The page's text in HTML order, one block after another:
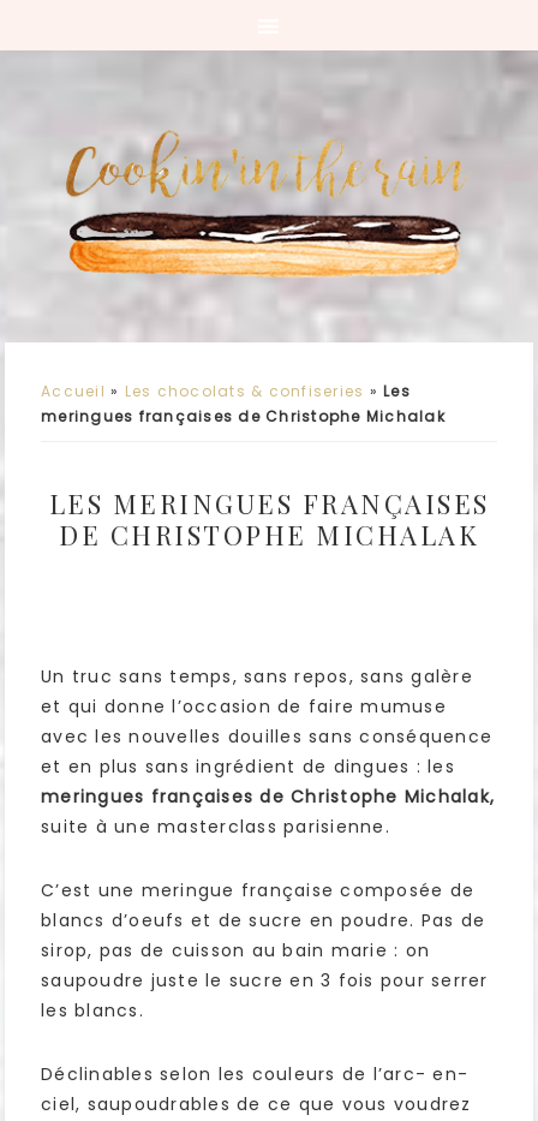
Accueil » Les chocolats & confiseries » Les
meringues françaises de Christophe Michalak
LES MERINGUES FRANÇAISES
DE CHRISTOPHE MICHALAK
Un truc sans temps, sans repos, sans galère
et qui donne l’occasion de faire mumuse
avec les nouvelles douilles sans conséquence
et en plus sans ingrédient de dingues : les
meringues françaises de Christophe Michalak,
suite à une masterclass parisienne.
C’est une meringue française composée de
blancs d’oeufs et de sucre en poudre. Pas de
sirop, pas de cuisson au bain marie : on
saupoudre juste le sucre en 3 fois pour serrer
les blancs.
Déclinables selon les couleurs de l’arc- en-
ciel, saupoudrables de ce que vous voudrez